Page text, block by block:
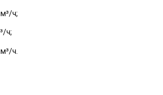
ч;
ч;
ч.